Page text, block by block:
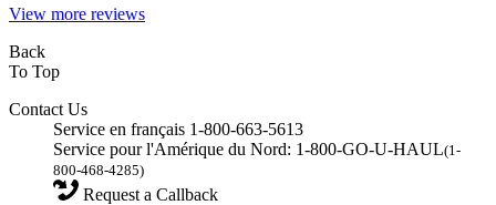
View more reviews
Back
To Top
Contact Us
Service en français 1-800-663-5613
Service pour l'Amérique du Nord: 1-800-GO-U-HAUL(1-
800-468-4285)
Request a Callback